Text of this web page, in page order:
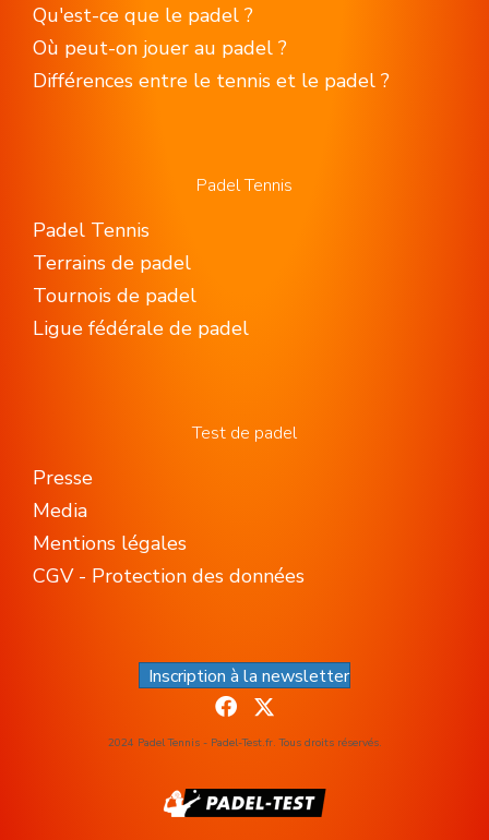
Qu'est-ce que le padel ?
Où peut-on jouer au padel ?
Différences entre le tennis et le padel ?
Padel Tennis
Padel Tennis
Terrains de padel
Tournois de padel
Ligue fédérale de padel
Test de padel
Presse
Media
Mentions légales
CGV - Protection des données
Inscription à la newsletter
2024 Padel Tennis - Padel-Test.fr. Tous droits réservés.